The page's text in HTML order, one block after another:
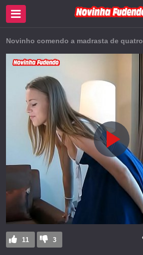
Novinho comendo a madrasta de quatro
11 3